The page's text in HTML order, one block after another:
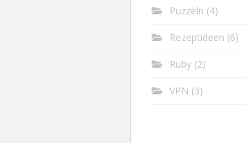
Puzzeln (4)
Rezeptideen (6)
Ruby (2)
VPN (3)